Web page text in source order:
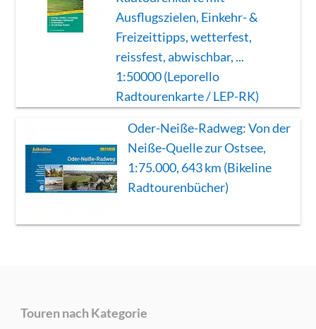
Ausflugszielen, Einkehr- &
Freizeittipps, wetterfest,
reissfest, abwischbar, ...
1:50000 (Leporello
Radtourenkarte / LEP-RK)
Oder-Neiße-Radweg: Von der
Neiße-Quelle zur Ostsee,
1:75.000, 643 km (Bikeline
Radtourenbücher)
Touren nach Kategorie